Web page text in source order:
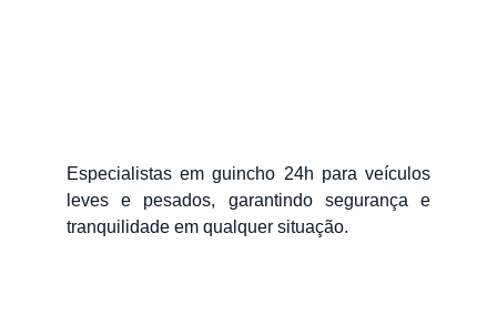
Especialistas em guincho 24h para veículos
leves e pesados, garantindo segurança e
tranquilidade em qualquer situação.